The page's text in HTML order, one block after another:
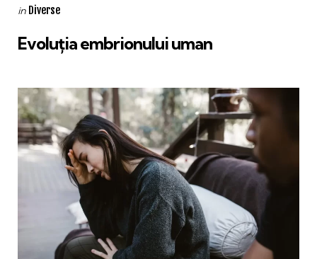
Categories
Posted
in Diverse
Evoluția embrionului uman